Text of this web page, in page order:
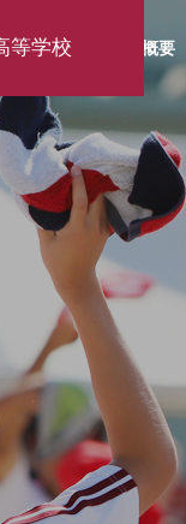
等学校 学校概要
活
2026